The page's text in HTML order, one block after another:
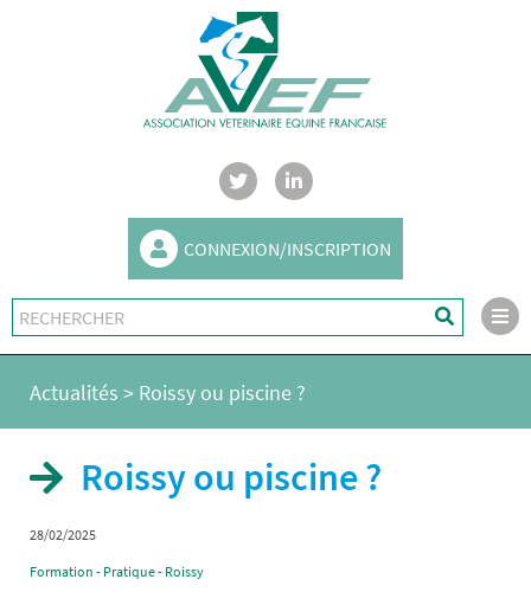
CONNEXION/INSCRIPTION
Actualités > Roissy ou piscine ?
Roissy ou piscine ?
28/02/2025
Formation - Pratique - Roissy